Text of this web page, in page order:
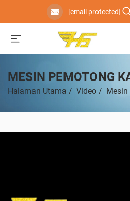
[email protected]
MESIN PEMOTONG
Halaman Utama / Video / Mesin